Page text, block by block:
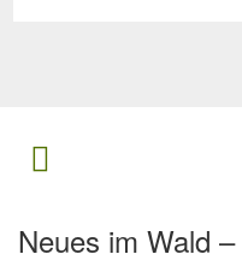
Neues im Wald